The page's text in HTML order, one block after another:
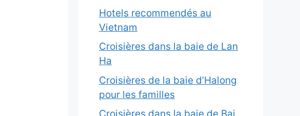
Hotels recommendés au
Vietnam
Croisières dans la baie de Lan
Ha
Croisières de la baie d’Halong
pour les familles